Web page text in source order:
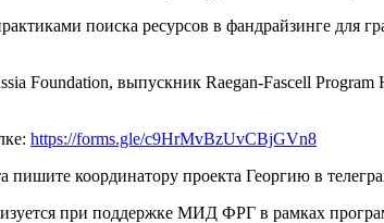
поиска ресурсов в фандрайзинге
Foundation, выпускник Raegan-Fascell
https://forms.gle/c9HrMvBzUvCBjGVn8
координатору проекта Георгию в
при поддержке МИД ФРГ в рамках